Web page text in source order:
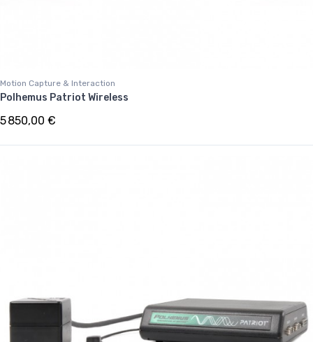
Motion Capture & Interaction
Polhemus Patriot Wireless
5 850,00 €